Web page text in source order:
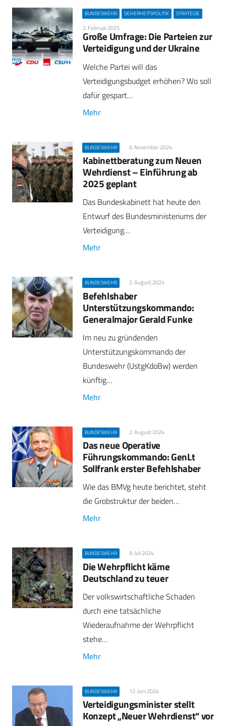
BUNDESWEHR SICHERHEITSPOLITIK STRATEGIE
2. Februar 2025
Große Umfrage: Die Parteien zur
Verteidigung und der Ukraine
Welche Partei will das
Verteidigungsbudget erhöhen? Wo soll
dafür gespart…
Mehr
BUNDESWEHR 6. November 2024
Kabinettberatung zum Neuen
Wehrdienst – Einführung ab
2025 geplant
Das Bundeskabinett hat heute den
Entwurf des Bundesministeriums der
Verteidigung…
Mehr
BUNDESWEHR 2. August 2024
Befehlshaber
Unterstützungskommando:
Generalmajor Gerald Funke
Im neu zu gründenden
Unterstützungskommando der
Bundeswehr (UstgKdoBw) werden
künftig…
Mehr
BUNDESWEHR 2. August 2024
Das neue Operative
Führungskommando: GenLt
Sollfrank erster Befehlshaber
Wie das BMVg heute berichtet, steht
die Grobstruktur der beiden…
Mehr
BUNDESWEHR 9. Juli 2024
Die Wehrpflicht käme
Deutschland zu teuer
Der volkswirtschaftliche Schaden
durch eine tatsächliche
Wiederaufnahme der Wehrpflicht
stehe…
Mehr
BUNDESWEHR 12. Juni 2024
Verteidigungsminister stellt
Konzept „Neuer Wehrdienst“ vor